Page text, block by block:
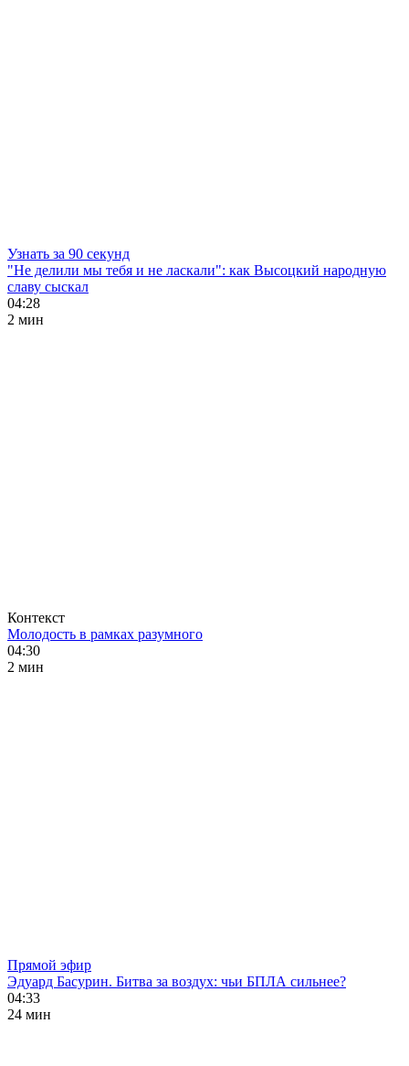
Узнать за 90 секунд
"Не делили мы тебя и не ласкали": как Высоцкий народную
славу сыскал
04:28
2 мин
Контекст
Молодость в рамках разумного
04:30
2 мин
Прямой эфир
Эдуард Басурин. Битва за воздух: чьи БПЛА сильнее?
04:33
24 мин